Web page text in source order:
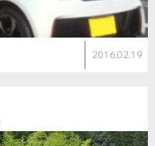
2016.02.19